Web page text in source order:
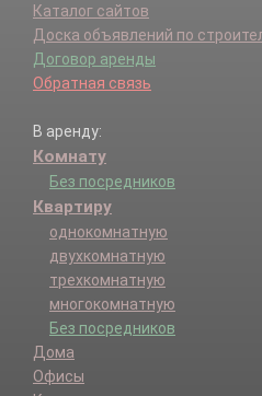
Каталог сайтов
Доска объявлений по
Договор аренды
Обратная связь
В аренду:
Комнату
Без посредников
Квартиру
однокомнатную
двухкомнатную
трехкомнатную
многокомнатную
Без посредников
Дома
Офисы